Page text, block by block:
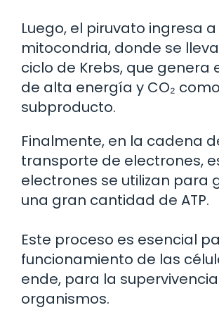
Luego, el piruvato ingresa a
mitocondria, donde se
ciclo de Krebs, que genera
de alta energía y CO₂ como
subproducto.
Finalmente, en la cadena
transporte de electrones,
electrones se utilizan para
una gran cantidad de ATP.
Este proceso es esencial
funcionamiento de las
ende, para la
organismos.